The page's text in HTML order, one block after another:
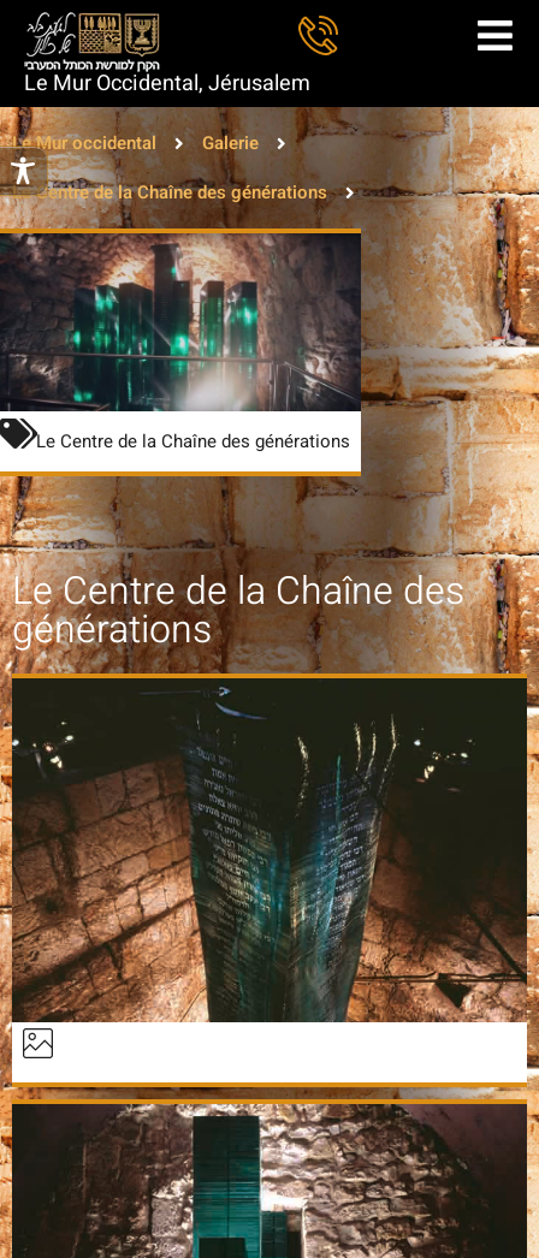
Le Mur Occidental, Jérusalem
Le Mur occidental
Galerie
Le Centre de la Chaîne des générations
Le Centre de la Chaîne des générations
Le Centre de la Chaîne des
générations